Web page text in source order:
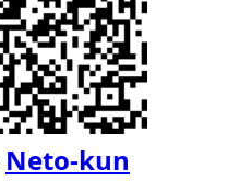
Neto-kun